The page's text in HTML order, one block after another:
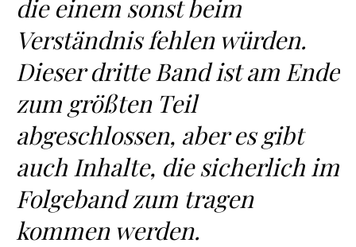
die einem sonst beim
Verständnis fehlen würden.
Dieser dritte Band ist am Ende
zum größten Teil
abgeschlossen, aber es gibt
auch Inhalte, die sicherlich im
Folgeband zum tragen
kommen werden.